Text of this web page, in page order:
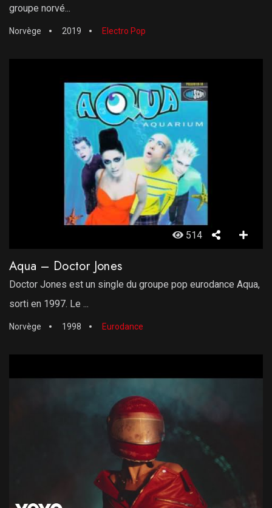
groupe norvé...
Norvège 2019 Electro Pop
514
Aqua – Doctor Jones
Doctor Jones est un single du groupe pop eurodance Aqua,
sorti en 1997. Le ...
Norvège 1998 Eurodance